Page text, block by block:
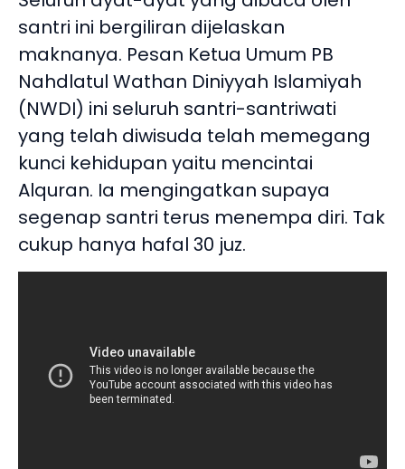
santri ini bergiliran dijelaskan
maknanya. Pesan Ketua Umum PB
Nahdlatul Wathan Diniyyah Islamiyah
(NWDI) ini seluruh santri-santriwati
yang telah diwisuda telah memegang
kunci kehidupan yaitu mencintai
Alquran. Ia mengingatkan supaya
segenap santri terus menempa diri. Tak
cukup hanya hafal 30 juz.